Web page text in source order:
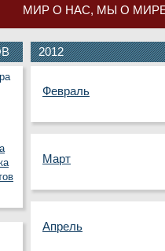
МИР О НАС, МЫ О
2012
Февраль
Март
Апрель